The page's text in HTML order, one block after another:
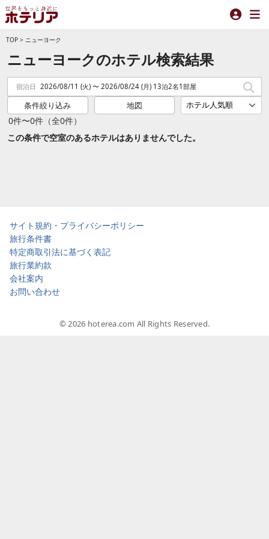
TOP > ニューヨーク
ニューヨークのホテル検索結果
0件〜0件（全0件）
宿泊日 2026/08/11 (火) 〜 2026/08/24 (月) 13泊2名1部屋
条件絞り込み 地図
この条件で空室のあるホテルはありませんでした。
サイト規約・プライバシーポリシー
旅行条件書
特定商取引法に基づく表記
旅行業約款
会社案内
お問い合わせ
© 2026 hoterea.com All Rights Reserved.